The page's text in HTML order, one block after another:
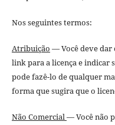
Nos seguintes termos:
Atribuição — Você deve
link para a licença e indicar
pode fazê-lo de qualquer
forma que sugira que o
Não Comercial— Você não